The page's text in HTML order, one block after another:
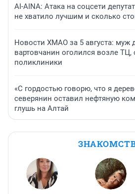
AI-AINA: Атака на соцсети
не хватило лучшим и сколько
Новости ХМАО за 5 августа: муж
вартовчанин оголился возле
поликлиники
«С гордостью говорю, что я
северянин оставил нефтяную
глушь на Алтай